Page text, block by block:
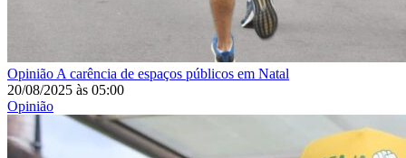
Opinião A carência de espaços públicos em Natal
20/08/2025 às 05:00
Opinião